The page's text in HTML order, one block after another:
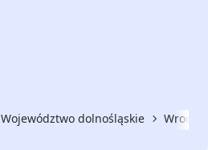
Województwo dolnośląskie